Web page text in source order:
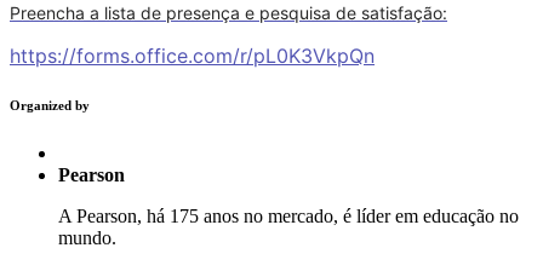
Preencha a lista de presença e pesquisa de satisfação:
https://forms.office.com/r/pL0K3VkpQn
Organized by
Pearson
A Pearson, há 175 anos no mercado, é líder em educação no
mundo.